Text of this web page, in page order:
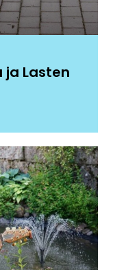
ja Lasten